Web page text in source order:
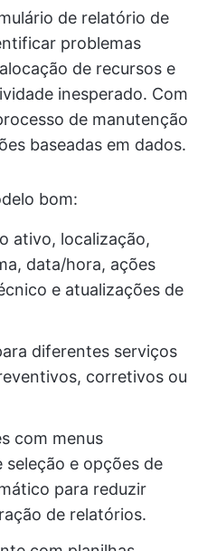
de relatório de
problemas
de recursos e
inesperado. Com
de manutenção
baseadas em dados.
bom:
ativo, localização,
data/hora, ações
e atualizações de
diferentes serviços
corretivos ou
com menus
seleção e opções de
para reduzir
de relatórios.